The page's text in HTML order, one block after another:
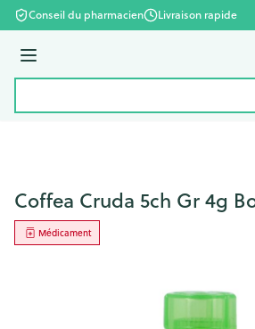
Aller au contenu
Conseil du pharmacien Livraison rapide
Menu
Coffea Cruda 5ch Gr 4g
Médicament